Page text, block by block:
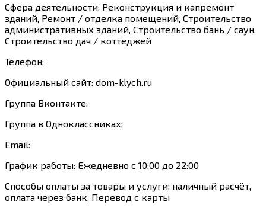
Сфера деятельности: Реконструкция и капремонт
зданий, Ремонт / отделка помещений, Строительство
административных зданий, Строительство бань / саун,
Строительство дач / коттеджей
Телефон:
Официальный сайт: dom-klych.ru
Группа Вконтакте:
Группа в Одноклассниках:
Email:
График работы: Ежедневно с 10:00 до 22:00
Способы оплаты за товары и услуги: наличный расчёт,
оплата через банк, Перевод с карты